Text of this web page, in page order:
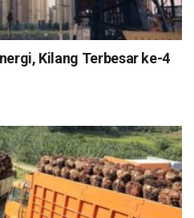
Kilang Terbesar ke-4